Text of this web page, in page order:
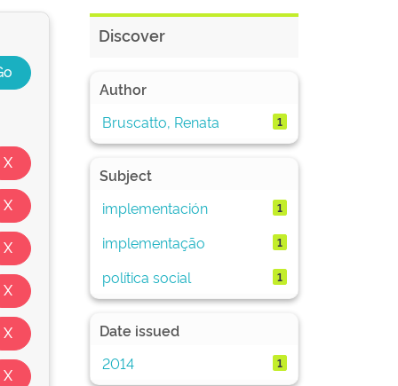
Discover
Author
Bruscatto, Renata
1
Subject
implementación
1
implementação 1
política social 1
Date issued
2014
1